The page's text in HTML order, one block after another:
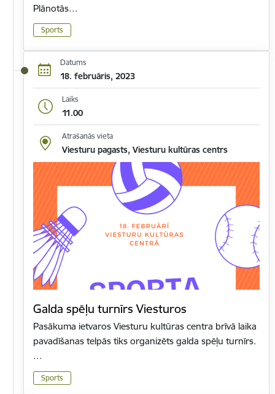
Plānotās…
Sports
Datums
18. februāris, 2023
Laiks
11.00
Atrašanās vieta
Viesturu pagasts, Viesturu kultūras centrs
Galda spēļu turnīrs Viesturos
Pasākuma ietvaros Viesturu kultūras centra brīvā laika
pavadīšanas telpās tiks organizēts galda spēļu turnīrs.
…
Sports